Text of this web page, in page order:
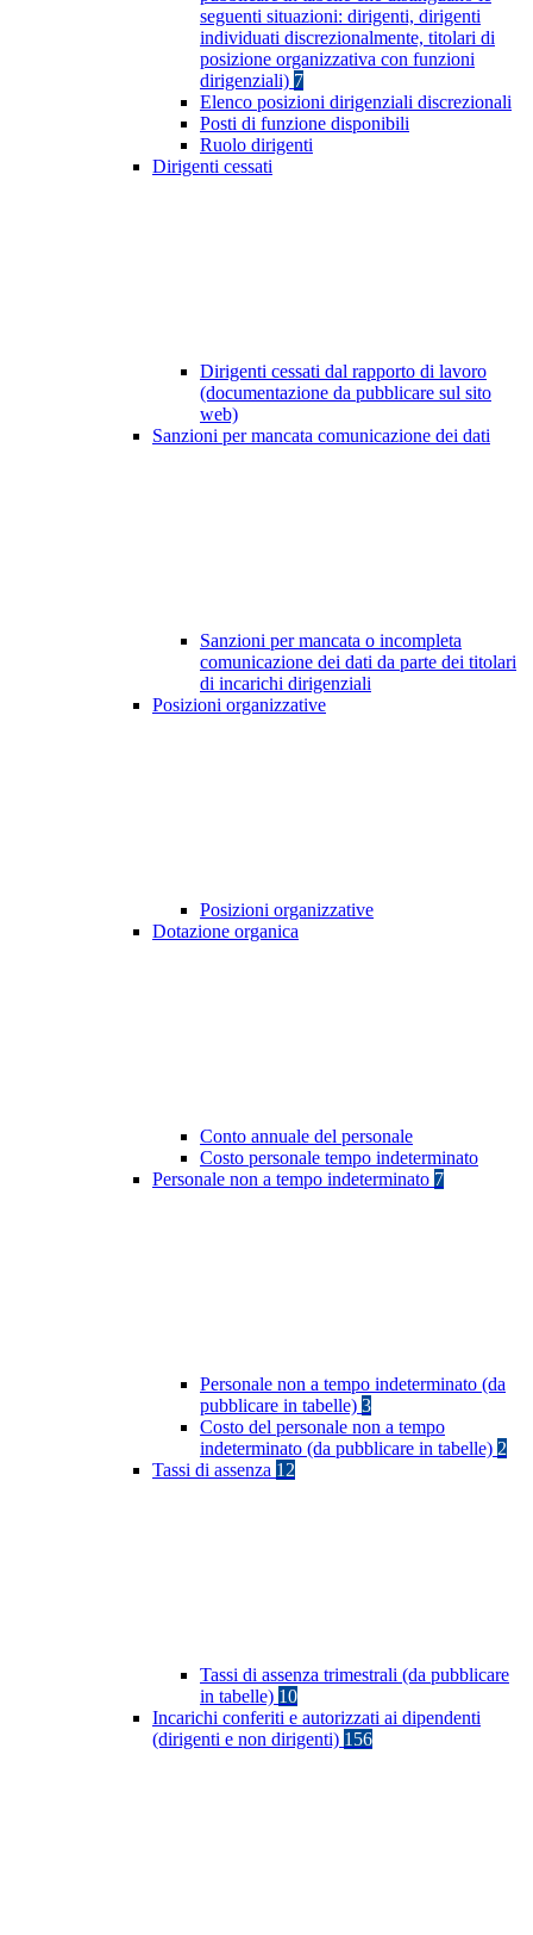
seguenti situazioni: dirigenti, dirigenti
individuati discrezionalmente, titolari di
posizione organizzativa con funzioni
dirigenziali) 7
Elenco posizioni dirigenziali discrezionali
Posti di funzione disponibili
Ruolo dirigenti
Dirigenti cessati
Dirigenti cessati dal rapporto di lavoro
(documentazione da pubblicare sul sito
web)
Sanzioni per mancata comunicazione dei dati
Sanzioni per mancata o incompleta
comunicazione dei dati da parte dei titolari
di incarichi dirigenziali
Posizioni organizzative
Posizioni organizzative
Dotazione organica
Conto annuale del personale
Costo personale tempo indeterminato
Personale non a tempo indeterminato 7
Personale non a tempo indeterminato (da
pubblicare in tabelle) 3
Costo del personale non a tempo
indeterminato (da pubblicare in tabelle) 2
Tassi di assenza 12
Tassi di assenza trimestrali (da pubblicare
in tabelle) 10
Incarichi conferiti e autorizzati ai dipendenti
(dirigenti e non dirigenti) 156